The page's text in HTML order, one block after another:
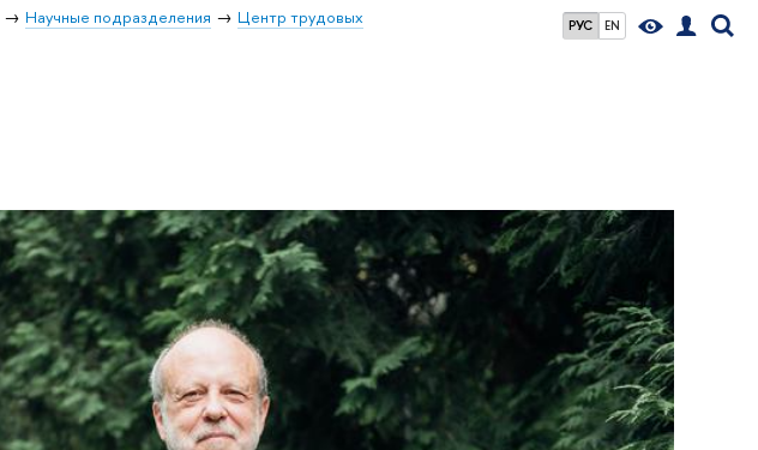
РУС EN
Научные подразделения
Центр трудовых